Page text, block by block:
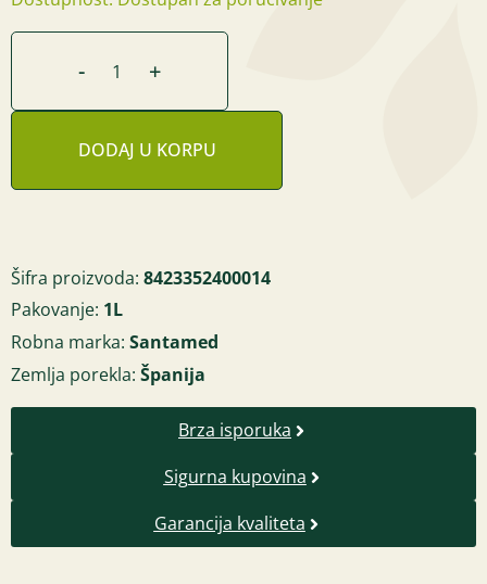
- +
DODAJ U KORPU
Šifra proizvoda: 8423352400014
Pakovanje: 1L
Robna marka: Santamed
Zemlja porekla: Španija
Brza isporuka
Sigurna kupovina
Garancija kvaliteta